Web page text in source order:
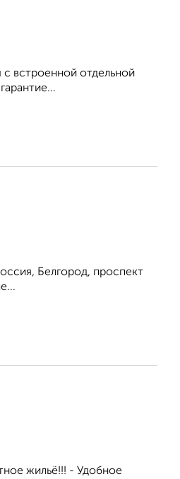
с встроенной отдельной
Белгород, проспект
жильё!!! - Удобное